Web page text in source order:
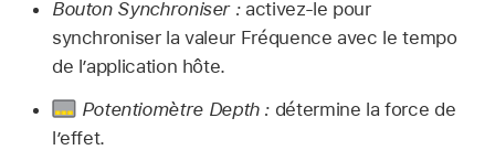
Bouton Synchroniser :activez-le pour
synchroniser la valeur Fréquence avec le tempo
de l’application hôte.
Potentiomètre Depth : détermine la force de
l’effet.